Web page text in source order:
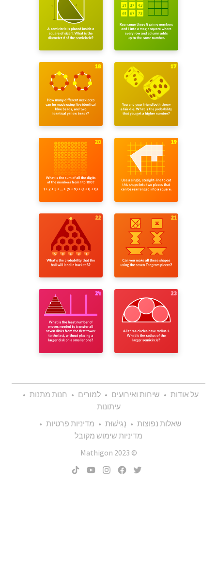
על אודות • שיחות ואירועים • למורים • חנות מתנות •
עיתונות
שאלות נפוצות • נְגִישׁוּת • מדיניות פרטיות •
מדיניות שימוש מקובל
© 2023 Mathigon